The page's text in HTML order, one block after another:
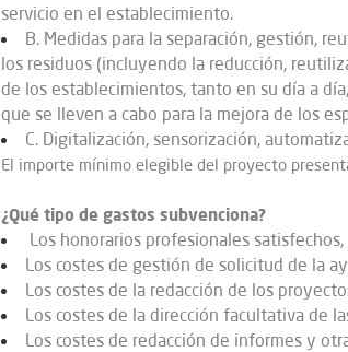
servicio en el establecimiento.
B. Medidas para la separación, gestión,
los residuos (incluyendo la reducción,
de los establecimientos, tanto en su día a
que se lleven a cabo para la mejora de los
C. Digitalización, sensorización,
El importe mínimo elegible del proyecto
¿Qué tipo de gastos subvenciona?​​​
Los honorarios profesionales
Los costes de gestión de solicitud de la
Los costes de la redacción de los
Los costes de la dirección facultativa de
Los costes de redacción de informes y